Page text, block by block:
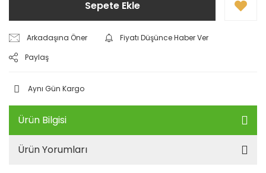
Sepete Ekle
Arkadaşına Öner
Fiyatı Düşünce Haber Ver
Paylaş
Aynı Gün Kargo
Ürün Bilgisi
Ürün Yorumları